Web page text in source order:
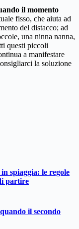
il momento
fisso, che aiuta ad
del distacco; ad
una ninna nanna,
questi piccoli
a manifestare
la soluzione
spiaggia: le regole
partire
il secondo